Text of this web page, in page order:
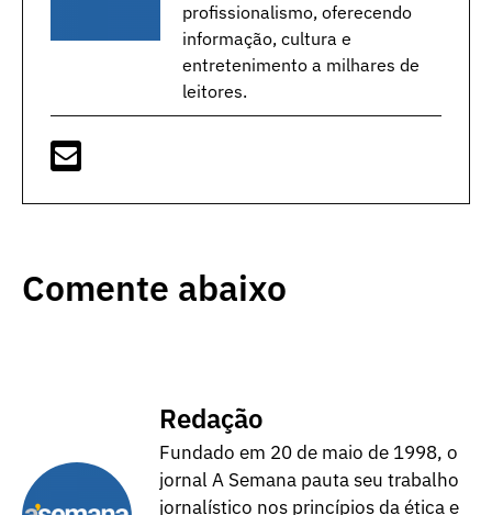
profissionalismo, oferecendo
informação, cultura e
entretenimento a milhares de
leitores.
Comente abaixo
Redação
Fundado em 20 de maio de 1998, o
jornal A Semana pauta seu trabalho
jornalístico nos princípios da ética e